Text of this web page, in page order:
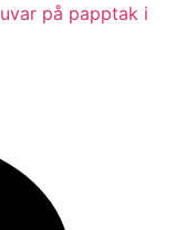
på papptak i